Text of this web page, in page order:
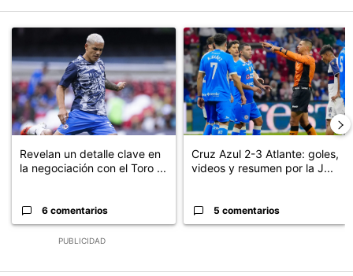
PUBLICIDAD
Un artículo de tendencia con el título "Revelan un detalle clave
Revelan un detalle clave en
la negociación con el Toro ...
6 comentarios
Un artículo de tendencia con el
Cruz Azul 2-3 Atlante: goles,
videos y resumen por la J...
5 comentarios